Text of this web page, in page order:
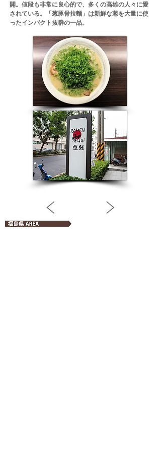
開。値段も非常に良心的で、多くの高雄の人々に愛
されている。「葱豚骨拉麵」は新鮮な葱を大量に使
ったインパクト抜群の一品。